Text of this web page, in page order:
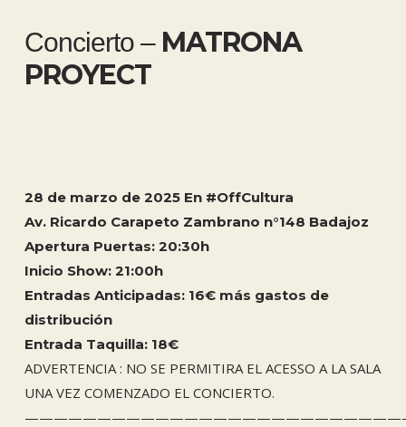
Concierto – MATRONA
PROYECT
28 de marzo de 2025 En #OffCultura
Av. Ricardo Carapeto Zambrano n°148 Badajoz
Apertura Puertas: 20:30h
Inicio Show: 21:00h
Entradas Anticipadas: 16€ más gastos de
distribución
Entrada Taquilla: 18€
ADVERTENCIA : NO SE PERMITIRA EL ACESSO A LA SALA
UNA VEZ COMENZADO EL CONCIERTO.